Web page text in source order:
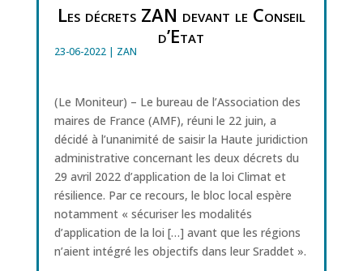
Les décrets ZAN devant le Conseil
d’Etat
23-06-2022| ZAN
(Le Moniteur) – Le bureau de l’Association des
maires de France (AMF), réuni le 22 juin, a
décidé à l’unanimité de saisir la Haute juridiction
administrative concernant les deux décrets du
29 avril 2022 d’application de la loi Climat et
résilience. Par ce recours, le bloc local espère
notamment « sécuriser les modalités
d’application de la loi […] avant que les régions
n’aient intégré les objectifs dans leur Sraddet ».